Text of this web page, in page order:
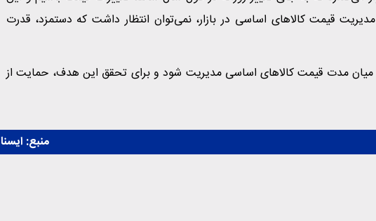
قیمت کالاهای اساسی در بازار، نمی‌توان انتظار داشت که دستمزد، قدرت
میان مدت قیمت کالاهای اساسی مدیریت شود و برای تحقق این هدف، حمایت از
منبع: ايسنا